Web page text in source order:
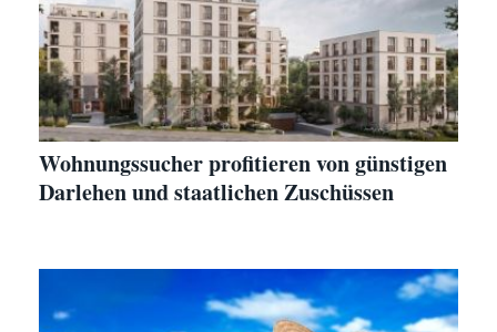
Wohnungssucher profitieren von günstigen
Darlehen und staatlichen Zuschüssen